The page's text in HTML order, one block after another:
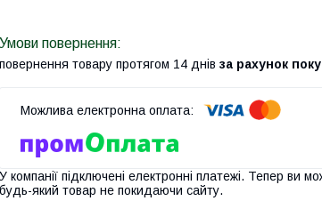
повернення товару протягом 14 днів за рахунок
У компанії підключені електронні платежі. Тепер ви
будь-який товар не покидаючи сайту.